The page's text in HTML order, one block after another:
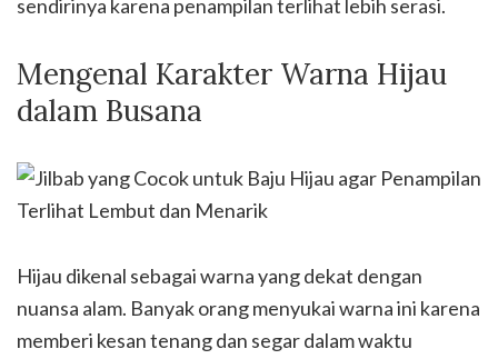
sendirinya karena penampilan terlihat lebih serasi.
Mengenal Karakter Warna Hijau
dalam Busana
Hijau dikenal sebagai warna yang dekat dengan
nuansa alam. Banyak orang menyukai warna ini karena
memberi kesan tenang dan segar dalam waktu